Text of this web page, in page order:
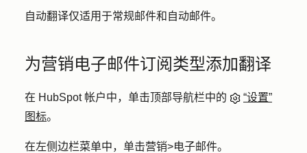
自动翻译仅适用于常规邮件和自动邮件。
为营销电子邮件订阅类型添加翻译
在 HubSpot 帐户中，单击顶部导航栏中的
“设置”
图标。
在左侧边栏菜单中，单击营销>电子邮件。